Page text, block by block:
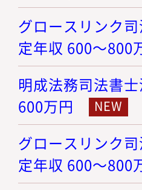
グロースリンク
定年収 600～800
明成法務司法書
600万円
グロースリンク
定年収 600～800